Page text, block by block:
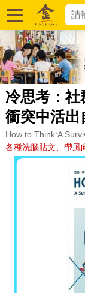
冷思考：社
衝突中活出
How to Think:A
各種洗腦貼文、帶風